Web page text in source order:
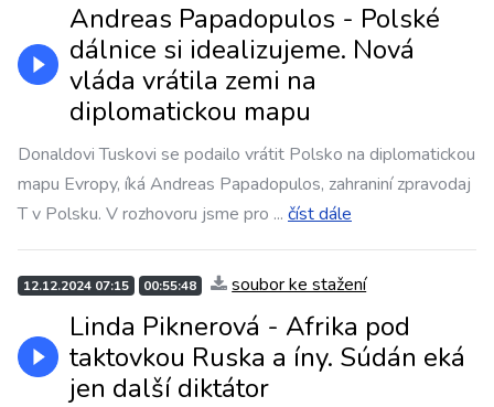
Andreas Papadopulos - Polské
dálnice si idealizujeme. Nová
vláda vrátila zemi na
diplomatickou mapu
Donaldovi Tuskovi se podailo vrátit Polsko na diplomatickou
mapu Evropy, íká Andreas Papadopulos, zahraniní zpravodaj
T v Polsku. V rozhovoru jsme pro ... číst dále
12.12.2024 07:15 00:55:48 soubor ke stažení
Linda Piknerová - Afrika pod
taktovkou Ruska a íny. Súdán eká
jen další diktátor